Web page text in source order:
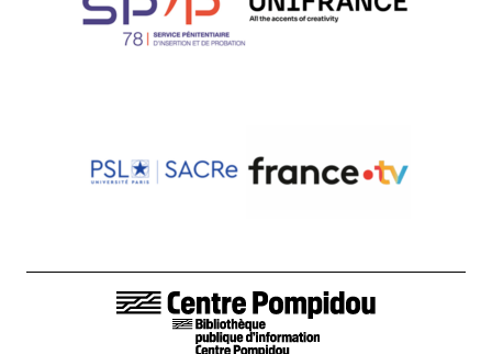
LIENS DE BAS DE PAGE